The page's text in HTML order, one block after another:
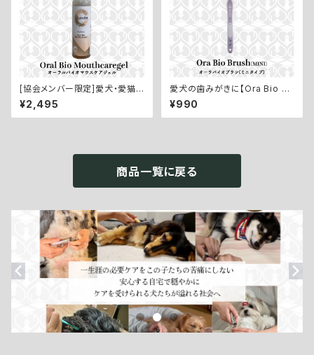
[協会メンバー限定]愛犬・愛猫
のデンタルケアの必需品！【Oral
Bio Mouthcaregel／オーラル
バイオマウスケアジェル：60g】
¥2,495
愛犬の歯みがきに【Ora Bio Br
ush MINI／オーラバイオブラシ
ミニ】２本セット
¥990
商品一覧に戻る